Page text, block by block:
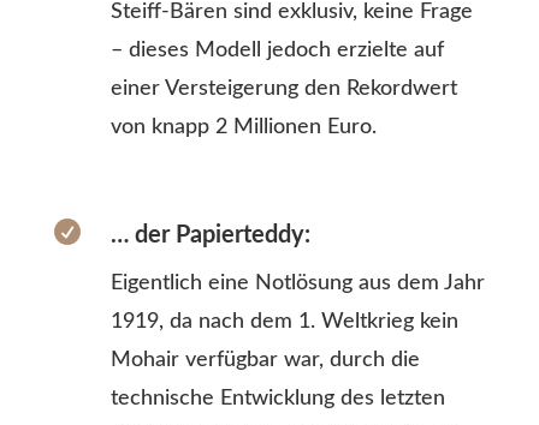
Steiff-Bären sind exklusiv, keine Frage
– dieses Modell jedoch erzielte auf
einer Versteigerung den Rekordwert
von knapp 2 Millionen Euro.
 … der Papierteddy:
Eigentlich eine Notlösung aus dem Jahr
1919, da nach dem 1. Weltkrieg kein
Mohair verfügbar war, durch die
technische Entwicklung des letzten